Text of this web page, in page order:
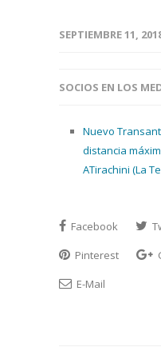
SEPTIEMBRE 11,
SOCIOS EN LOS
Nuevo
distancia
ATirachini (La
Facebook
Pinterest
E-Mail